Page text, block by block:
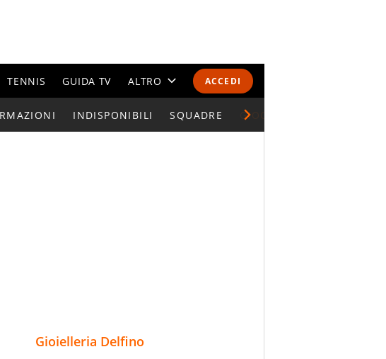
ACCEDI
TENNIS GUIDA TV ALTRO
CALENDARI E CLASSIFICHE
INDISPONIBILI SQUADRE GIOCATORI SERIE A
Gioielleria Delfino